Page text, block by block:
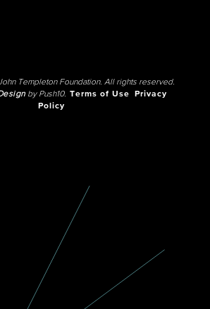
Templeton Foundation. All rights reserved.
by Push10. Terms of Use
Privacy
Policy